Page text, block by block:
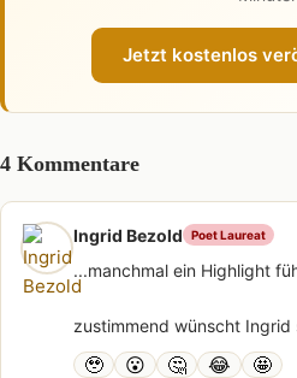
Jetzt kostenlos
4 Kommentare
Ingrid Bezold Poet Laureat
...manchmal ein Highlight
zustimmend wünscht
🥹 😮 🤔 😂 🤩